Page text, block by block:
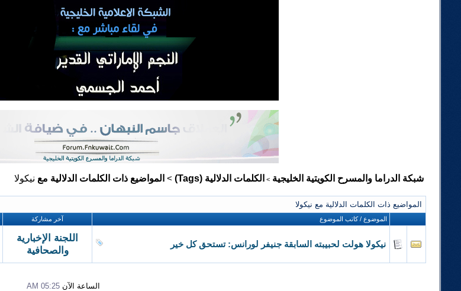
شبكة الدراما والمسرح الكويتية الخليجية > الكلمات الدلالية (Tags) > المواضيع ذات الكلمات الدلالية مع نيكولا
المواضيع ذات الكلمات الدلالية مع نيكولا
الموضوع / كاتب الموضوع آخر مشاركة
نيكولا هولت لحبيبته السابقة جنيفر لورانس: تستحق كل خير
اللجنة الإخبارية
والصحافية
الساعة الآن 05:25 AM